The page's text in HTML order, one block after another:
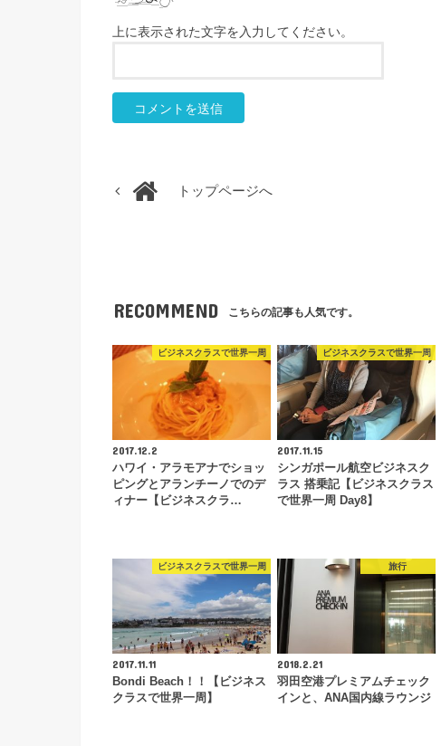
上に表示された文字を入力してください。
トップページへ
RECOMMEND こちらの記事も人気です。
ビジネスクラスで世界一周
2017.12.2
ハワイ・アラモアナでショッ
ピングとアランチーノでのデ
ィナー【ビジネスクラ…
ビジネスクラスで世界一周
2017.11.15
シンガポール航空ビジネスク
ラス 搭乗記【ビジネスクラス
で世界一周 Day8】
ビジネスクラスで世界一周
2017.11.11
Bondi Beach！！【ビジネス
クラスで世界一周】
旅行
2018.2.21
羽田空港プレミアムチェック
インと、ANA国内線ラウンジ